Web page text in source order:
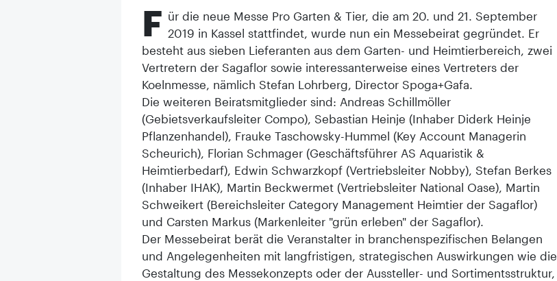
F ür die neue Messe Pro Garten & Tier, die am 20. und 21. September
2019 in Kassel stattfindet, wurde nun ein Messebeirat gegründet. Er
besteht aus sieben Lieferanten aus dem Garten- und Heimtierbereich, zwei
Vertretern der Sagaflor sowie interessanterweise eines Vertreters der
Koelnmesse, nämlich Stefan Lohrberg, Director Spoga+Gafa.
Die weiteren Beiratsmitglieder sind: Andreas Schillmöller
(Gebietsverkaufsleiter Compo), Sebastian Heinje (Inhaber Diderk Heinje
Pflanzenhandel), Frauke Taschowsky-Hummel (Key Account Managerin
Scheurich), Florian Schmager (Geschäftsführer AS Aquaristik &
Heimtierbedarf), Edwin Schwarzkopf (Vertriebsleiter Nobby), Stefan Berkes
(Inhaber IHAK), Martin Beckwermet (Vertriebsleiter National Oase), Martin
Schweikert (Bereichsleiter Category Management Heimtier der Sagaflor)
und Carsten Markus (Markenleiter "grün erleben" der Sagaflor).
Der Messebeirat berät die Veranstalter in branchenspezifischen Belangen
und Angelegenheiten mit langfristigen, strategischen Auswirkungen wie die
Gestaltung des Messekonzepts oder der Aussteller- und Sortimentsstruktur,